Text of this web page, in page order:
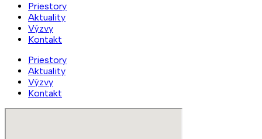
Priestory
Aktuality
Výzvy
Kontakt
Priestory
Aktuality
Výzvy
Kontakt